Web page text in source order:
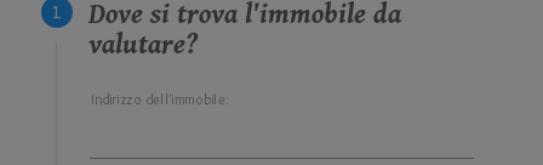
Dove si trova l'immobile da
valutare?
Indirizzo dell'immobile: